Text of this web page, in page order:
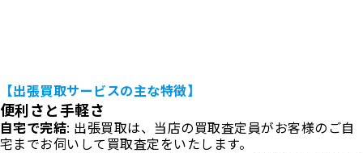
【出張買取サービスの主な特徴】
便利さと手軽さ
自宅で完結: 出張買取は、当店の買取査定員がお客様のご自
宅までお伺いして買取査定をいたします。